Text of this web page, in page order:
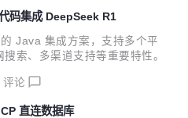
码集成 DeepSeek R1
Java 集成方案，支持多个平
索、多渠道支持等重要特性。
评论
直连数据库